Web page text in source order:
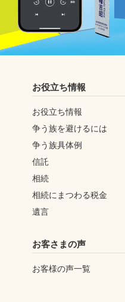
お役立ち情報
お役立ち情報
争う族を避けるには
争う族具体例
信託
相続
相続にまつわる税金
遺言
お客さまの声
お客様の声一覧